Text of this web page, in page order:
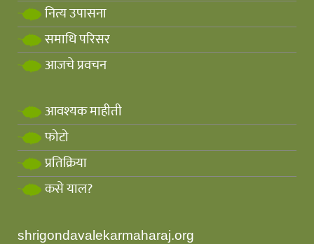
नित्य उपासना
समाधि परिसर
आजचे प्रवचन
आवश्यक माहीती
फोटो
प्रतिक्रिया
कसे याल?
shrigondavalekarmaharaj.org